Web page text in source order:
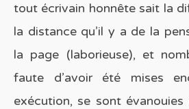
tout écrivain honnête sait la
la distance qu’il y a de la
la page (laborieuse), et
faute d’avoir été mises
exécution, se sont évanouies